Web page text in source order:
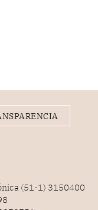
(51-1) 3150400